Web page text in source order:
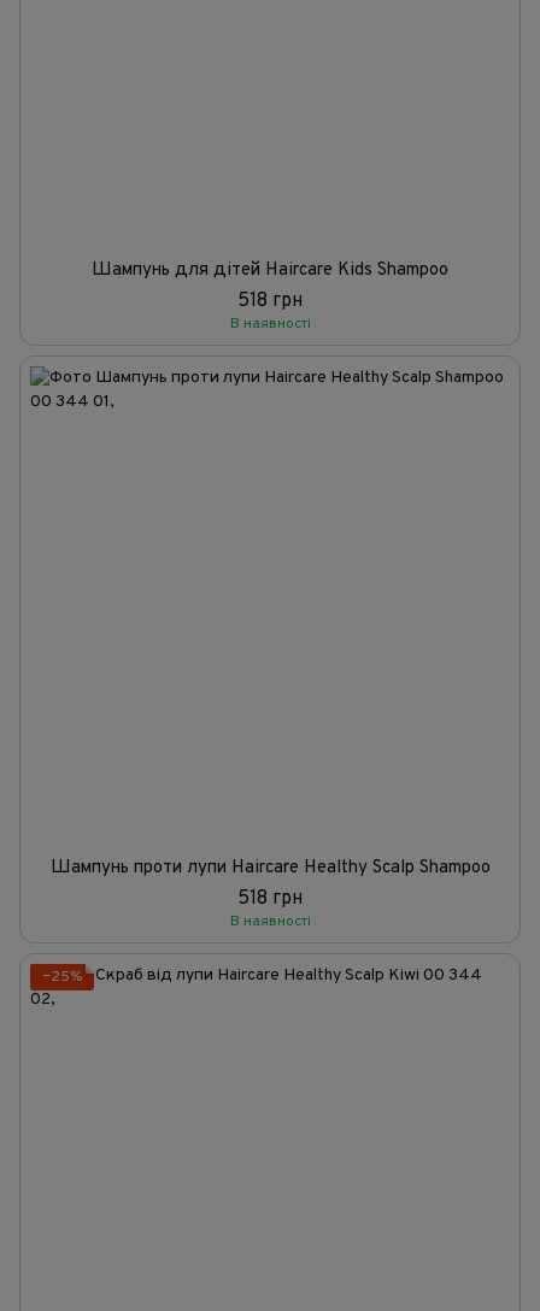
Шампунь для дітей Haircare Kids Shampoo
518 грн
В наявності
Шампунь проти лупи Haircare Healthy Scalp Shampoo
518 грн
В наявності
−25%